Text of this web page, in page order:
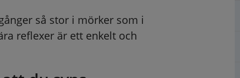
så stor i mörker som i
reflexer är ett enkelt och